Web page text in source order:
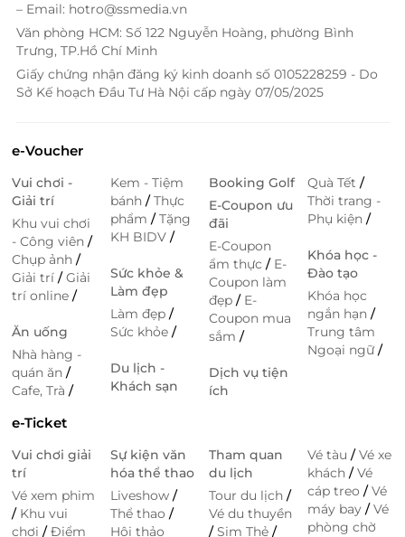
– Email: hotro@ssmedia.vn
Văn phòng HCM: Số 122 Nguyễn Hoàng, phường Bình
Trưng, TP.Hồ Chí Minh
Giấy chứng nhận đăng ký kinh doanh số 0105228259 - Do
Sở Kế hoạch Đầu Tư Hà Nội cấp ngày 07/05/2025
e-Voucher
Vui chơi -
Giải trí
Khu vui chơi
- Công viên /
Chụp ảnh /
Giải trí /Giải
trí online /
Ăn uống
Nhà hàng -
quán ăn /
Cafe, Trà /
Kem - Tiệm
bánh /Thực
phẩm /Tặng
KH BIDV /
Sức khỏe &
Làm đẹp
Làm đẹp /
Sức khỏe /
Du lịch -
Khách sạn
Booking Golf
E-Coupon ưu
đãi
E-Coupon
ẩm thực / E-
Coupon làm
đẹp / E-
Coupon mua
sắm /
Dịch vụ tiện
ích
Quà Tết/
Thời trang -
Phụ kiện/
Khóa học -
Đào tạo
Khóa học
ngắn hạn/
Trung tâm
Ngoại ngữ/
e-Ticket
Vui chơi giải
trí
Vé xem phim
/ Khu vui
chơi /Điểm
Sự kiện văn
hóa thể thao
Liveshow /
Thể thao /
Hội thảo
Tham quan
du lịch
Tour du lịch /
Vé du thuyền
/Sim Thẻ /
Vé tàu/Vé xe
khách/Vé
cáp treo/Vé
máy bay/Vé
phòng chờ